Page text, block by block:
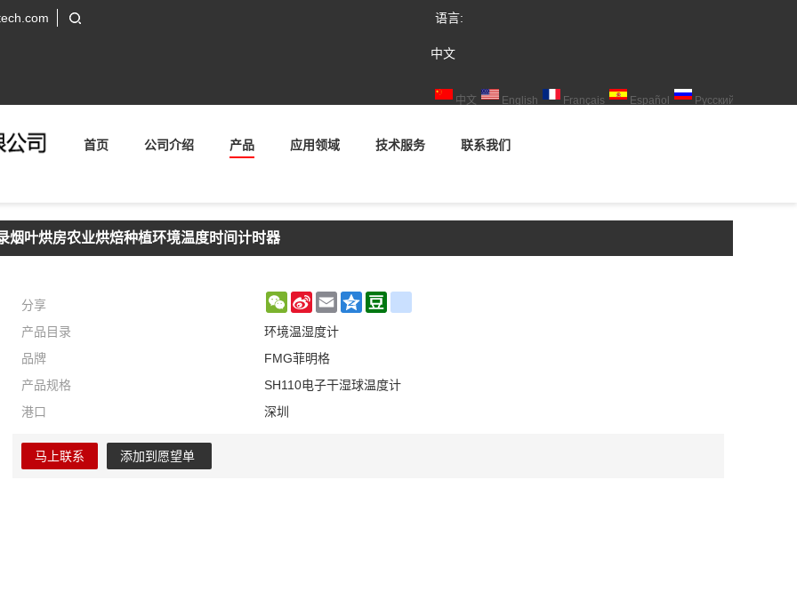
语言:
中文
中文 English Français Español Русский
首页 公司介绍 产品 应用领域 技术服务 联系我们
烟叶烘房农业烘焙种植环境温度时间计时器
分享 WeChat
Sina
Weibo
Email Qzone
产品目录
环境温湿度计
品牌
FMG菲明格
产品规格
SH110电子干湿球温度计
港口
深圳
马上联系 添加到愿望单